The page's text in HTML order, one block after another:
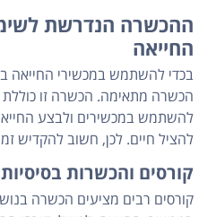
ההכשרה הנדרשת
החייאה
בכדי להשתמש במכשירי החייאה
הכשרה מתאימה. הכשרה זו כוללת
להשתמש במכשירים ולבצע
להציל חיים. לכן, חשוב להקדיש
קורסים והכשרות בסיסיות
קורסים רבים מציעים הכשרה